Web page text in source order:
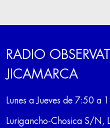
RADIO
JICAMARCA
Lunes a Jueves de 7:50 a
Lurigancho-Chosica S/N,